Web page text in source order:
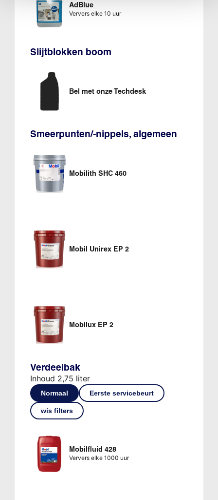
AdBlue
Ververs elke 10 uur
Slijtblokken boom
Bel met onze Techdesk
Smeerpunten/-nippels, algemeen
Mobilith SHC 460
Mobil Unirex EP 2
Mobilux EP 2
Verdeelbak
Inhoud 2,75 liter
Normaal Eerste servicebeurt
wis filters
Mobilfluid 428
Ververs elke 1000 uur